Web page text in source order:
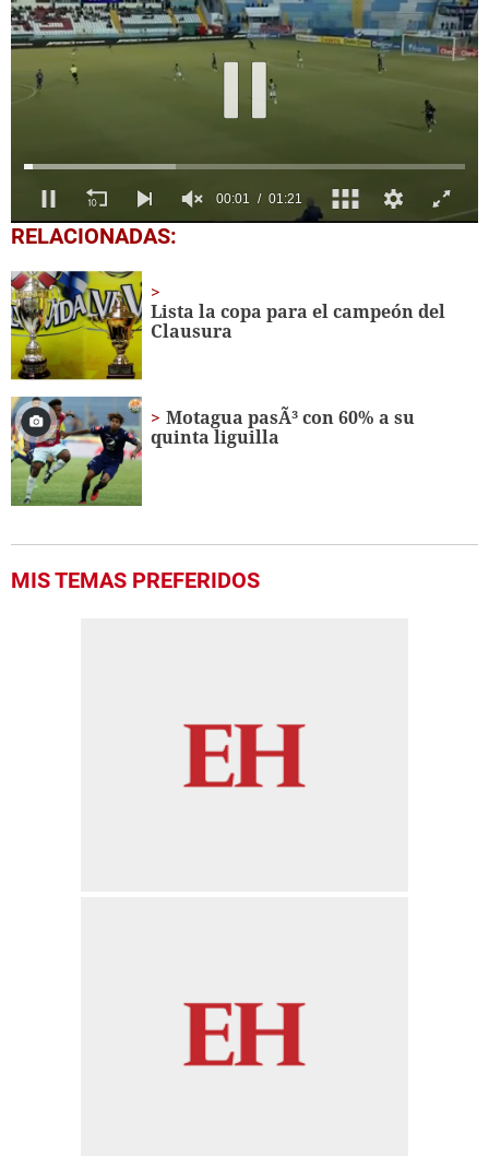
0
seconds
1
minute,
21
seconds
RELACIONADAS:
Lista la copa para el campeón del
Clausura
Motagua pasÃ³ con 60% a su
quinta liguilla
MIS TEMAS PREFERIDOS